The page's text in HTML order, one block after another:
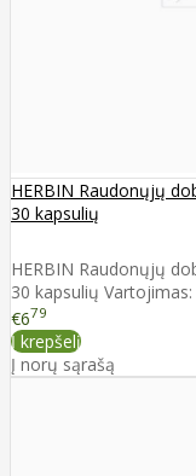
HERBIN Raudonųjų
30 kapsulių
HERBIN Raudonųjų
30 kapsulių
€679
Į krepšelį
Į norų sąrašą